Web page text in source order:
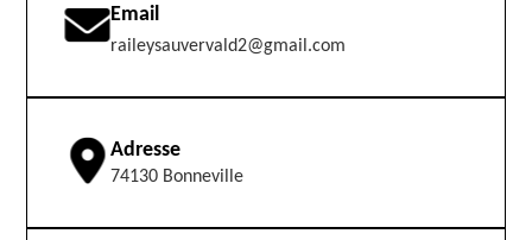
Email
raileysauvervald2@gmail.com
Adresse
74130 Bonneville